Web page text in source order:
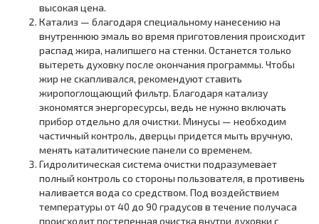
высокая цена.
Катализ — благодаря специальному нанесению на
внутреннюю эмаль во время приготовления происходит
распад жира, налипшего на стенки. Останется только
вытереть духовку после окончания программы. Чтобы
жир не скапливался, рекомендуют ставить
жиропоглощающий фильтр. Благодаря катализу
экономятся энергоресурсы, ведь не нужно включать
прибор отдельно для очистки. Минусы — необходим
частичный контроль, дверцы придется мыть вручную,
менять каталитические панели со временем.
Гидролитическая система очистки подразумевает
полный контроль со стороны пользователя, в противень
наливается вода со средством. Под воздействием
температуры от 40 до 90 градусов в течение получаса
происходит постепенная очистка внутри духовки с